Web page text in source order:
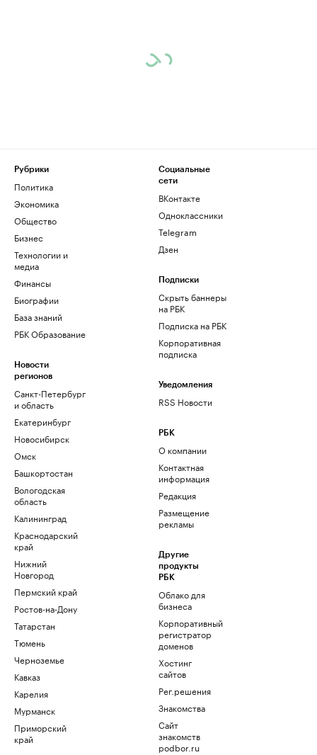
Рубрики
Политика
Экономика
Общество
Бизнес
Технологии и
медиа
Финансы
Биографии
База знаний
РБК Образование
Новости
регионов
Санкт-Петербург
и область
Екатеринбург
Новосибирск
Омск
Башкортостан
Вологодская
область
Калининград
Краснодарский
край
Нижний
Новгород
Пермский край
Ростов-на-Дону
Татарстан
Тюмень
Черноземье
Кавказ
Карелия
Мурманск
Приморский
край
Социальные
сети
ВКонтакте
Одноклассники
Telegram
Дзен
Подписки
Скрыть баннеры
на РБК
Подписка на РБК
Корпоративная
подписка
Уведомления
RSS Новости
РБК
О компании
Контактная
информация
Редакция
Размещение
рекламы
Другие
продукты
РБК
Облако для
бизнеса
Корпоративный
регистратор
доменов
Хостинг
сайтов
Рег.решения
Знакомства
Сайт
знакомств
podbor.ru